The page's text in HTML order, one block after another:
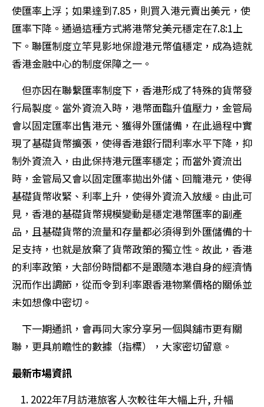
使匯率上浮；如果達到7.85，則買入港元賣出美元，使
匯率下降。通過這種方式將港幣兌美元穩定在7.8:1上
下。聯匯制度立竿見影地保證港元幣值穩定，成為造就
香港金融中心的制度保障之一。
但亦因在聯繫匯率制度下，香港形成了特殊的貨幣發
行局製度。當外資流入時，港幣面臨升值壓力，金管局
會以固定匯率出售港元、獲得外匯儲備，在此過程中實
現了基礎貨幣擴張，使得香港銀行間利率水平下降，抑
制外資流入，由此保持港元匯率穩定；而當外資流出
時，金管局又會以固定匯率拋出外儲、回籠港元，使得
基礎貨幣收緊、利率上升，使得外資流入放緩。由此可
見，香港的基礎貨幣規模變動是穩定港幣匯率的副產
品，且基礎貨幣的流量和存量都必須得到外匯儲備的十
足支持，也就是放棄了貨幣政策的獨立性。故此，香港
的利率政策，大部份時間都不是跟隨本港自身的經濟情
況而作出調節，從而令到利率跟香港物業價格的關係並
未如想像中密切。
下一期通訊，會再同大家分享另一個與舖市更有關
聯，更具前瞻性的數據（指標），大家密切留意。
最新市場資訊
2022年7月訪港旅客人次較往年大幅上升, 升幅